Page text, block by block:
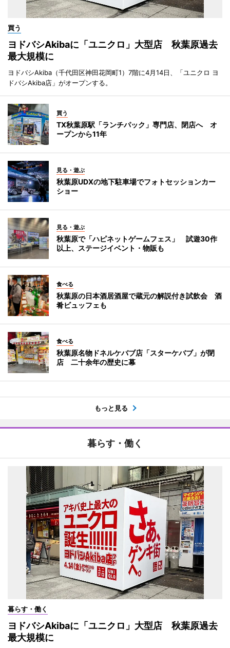
買う
ヨドバシAkibaに「ユニクロ」大型店 秋葉原過去
最大規模に
ヨドバシAkiba（千代田区神田花岡町1）7階に4月14日、「ユニクロ ヨ
ドバシAkiba店」がオープンする。
買う
TX秋葉原駅「ランチパック」専門店、閉店へ オ
ープンから11年
見る・遊ぶ
秋葉原UDXの地下駐車場でフォトセッションカー
ショー
見る・遊ぶ
秋葉原で「ハピネットゲームフェス」 試遊30作
以上、ステージイベント・物販も
食べる
秋葉原の日本酒居酒屋で蔵元の解説付き試飲会 酒
肴ビュッフェも
食べる
秋葉原名物ドネルケバブ店「スターケバブ」が閉
店 二十余年の歴史に幕
もっと見る
暮らす・働く
暮らす・働く
ヨドバシAkibaに「ユニクロ」大型店 秋葉原過去
最大規模に